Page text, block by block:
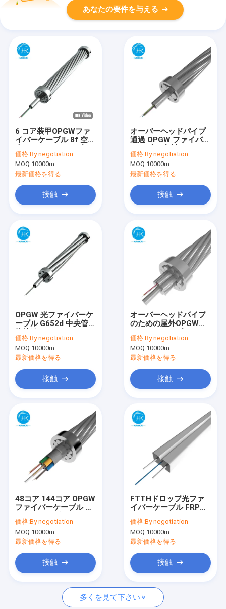
製品
ビデオ
企業情報
品質管理
お問い合わせ
見積依頼
屋外繊維ケーブル
あなたの要件を与える
6 コア装甲OPGWファ
イバーケーブル 8f 空中
地線
価格:By negotiation
MOQ:10000m
最新価格を得る
接触
オーバーヘッドパイプ
通過 OPGW ファイバー
ス鋼管
価格:By negotiation
MOQ:10000m
最新価格を得る
接触
OPGW 光ファイバーケ
ーブル G652d 中央管型
価格:By negotiation
MOQ:10000m
最新価格を得る
接触
オーバーヘッドパイプ
のための屋外OPGWフ
価格:By negotiation
MOQ:10000m
最新価格を得る
接触
48コア 144コア OPGW
ファイバーケーブル 屋
ーヘッドパイプ
価格:By negotiation
MOQ:10000m
最新価格を得る
接触
FTTHドロップ光ファ
イバーケーブル FRP
ーケーブル LSZH
価格:By negotiation
MOQ:10000m
最新価格を得る
接触
多くを見て下さい